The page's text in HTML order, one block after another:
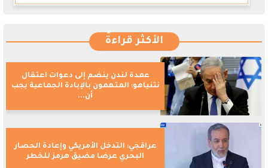
الأكثر قراءةً
عمدة لندن ينضم إلى دعوات اعتقال
نتنياهو: المتهمون بالإبادة الجماعية يجب
أن...
عراقجي: التدخل الأمريكي وإعادة الحصار
البحري عرضا مضيق هرمز للخطر